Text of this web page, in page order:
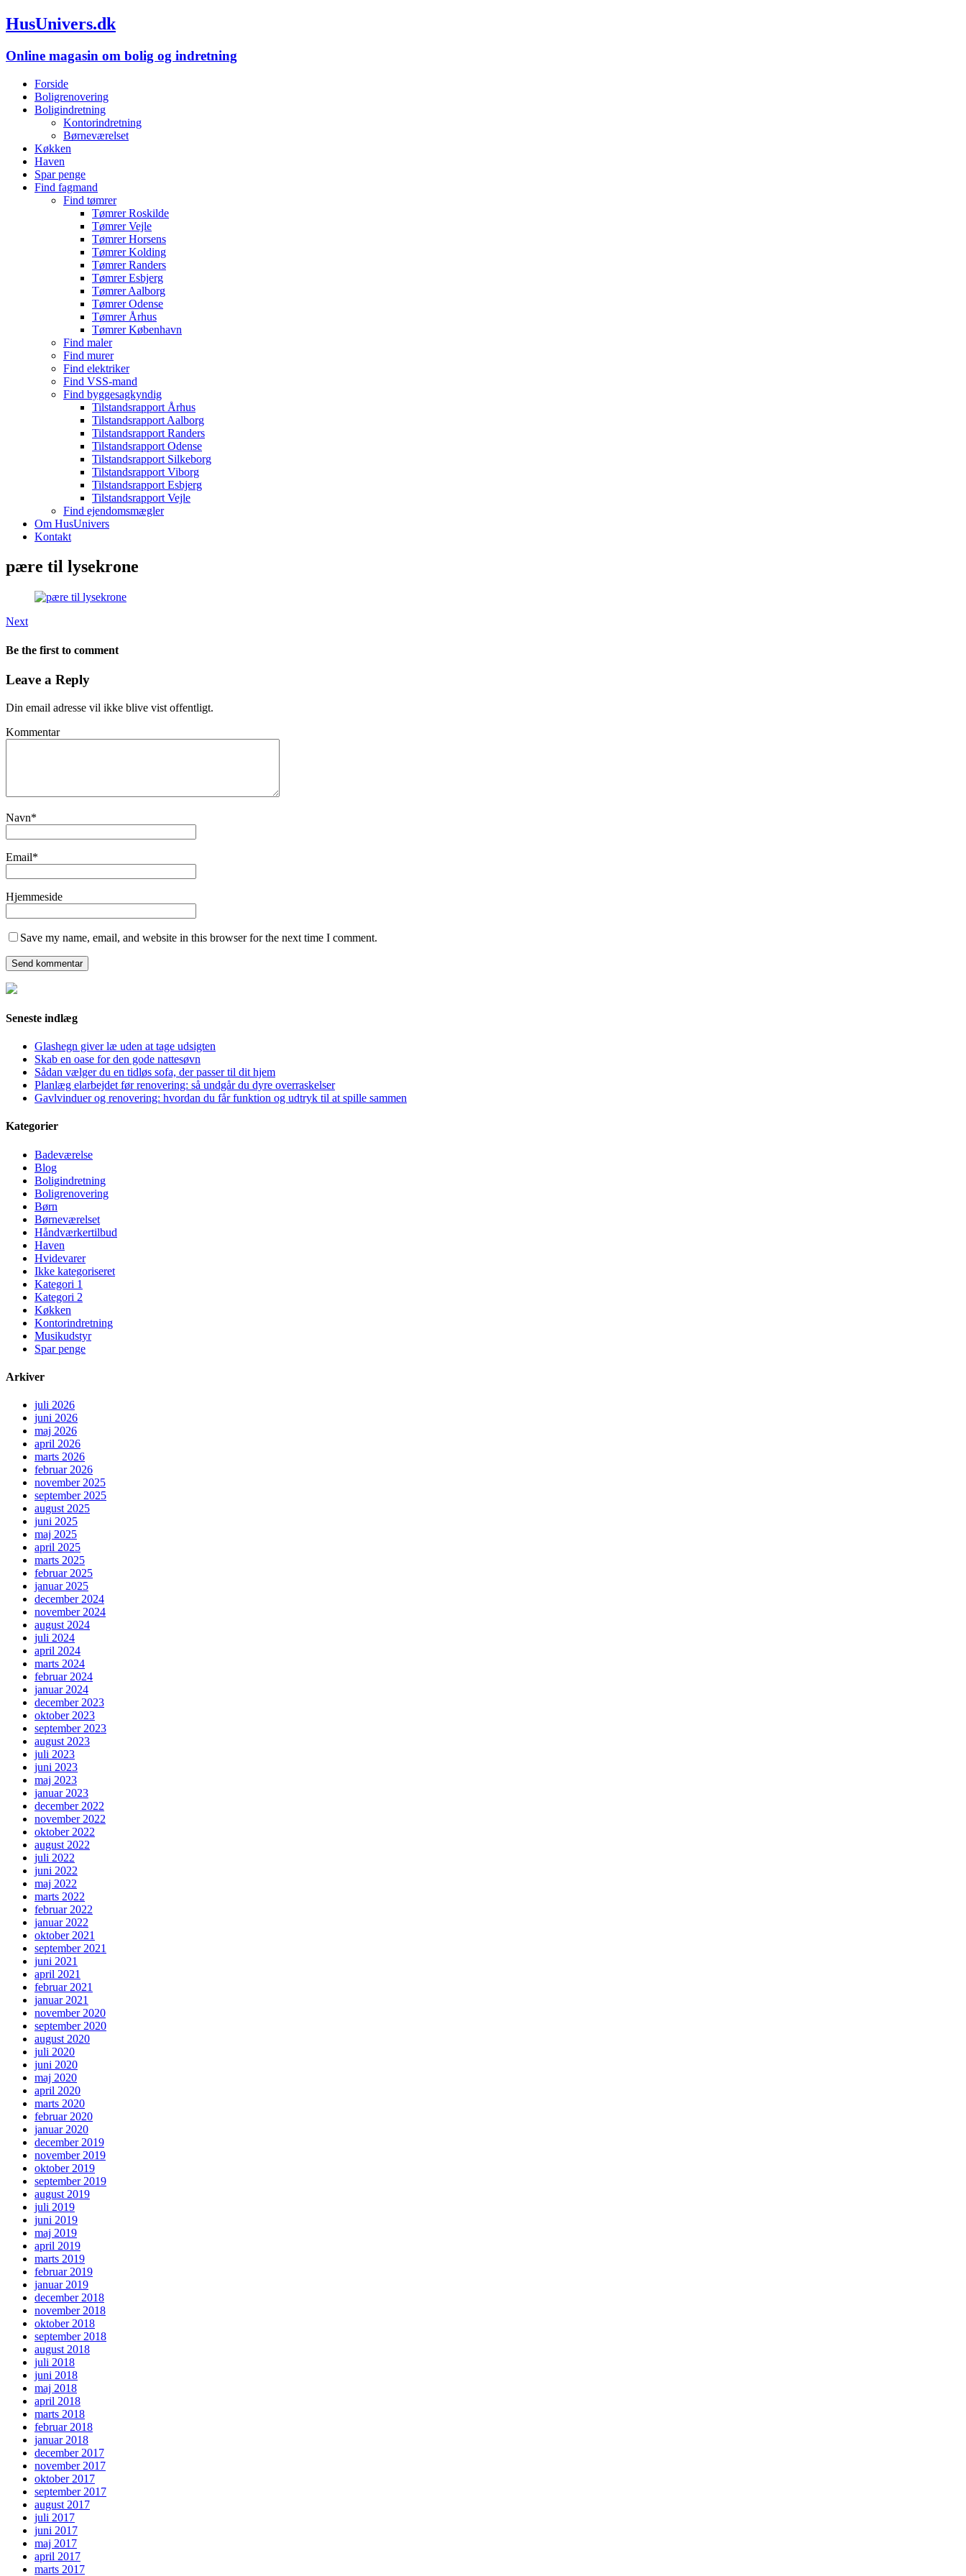
HusUnivers.dk
Online magasin om bolig og indretning
Forside
Boligrenovering
Boligindretning
Kontorindretning
Børneværelset
Køkken
Haven
Spar penge
Find fagmand
Find tømrer
Tømrer Roskilde
Tømrer Vejle
Tømrer Horsens
Tømrer Kolding
Tømrer Randers
Tømrer Esbjerg
Tømrer Aalborg
Tømrer Odense
Tømrer Århus
Tømrer København
Find maler
Find murer
Find elektriker
Find VSS-mand
Find byggesagkyndig
Tilstandsrapport Århus
Tilstandsrapport Aalborg
Tilstandsrapport Randers
Tilstandsrapport Odense
Tilstandsrapport Silkeborg
Tilstandsrapport Viborg
Tilstandsrapport Esbjerg
Tilstandsrapport Vejle
Find ejendomsmægler
Om HusUnivers
Kontakt
pære til lysekrone
Next
Be the first to comment
Leave a Reply
Din email adresse vil ikke blive vist offentligt.
Kommentar
Navn*
Email*
Hjemmeside
Save my name, email, and website in this browser for the next time I comment.
Seneste indlæg
Glashegn giver læ uden at tage udsigten
Skab en oase for den gode nattesøvn
Sådan vælger du en tidløs sofa, der passer til dit hjem
Planlæg elarbejdet før renovering: så undgår du dyre overraskelser
Gavlvinduer og renovering: hvordan du får funktion og udtryk til at spille sammen
Kategorier
Badeværelse
Blog
Boligindretning
Boligrenovering
Børn
Børneværelset
Håndværkertilbud
Haven
Hvidevarer
Ikke kategoriseret
Kategori 1
Kategori 2
Køkken
Kontorindretning
Musikudstyr
Spar penge
Arkiver
juli 2026
juni 2026
maj 2026
april 2026
marts 2026
februar 2026
november 2025
september 2025
august 2025
juni 2025
maj 2025
april 2025
marts 2025
februar 2025
januar 2025
december 2024
november 2024
august 2024
juli 2024
april 2024
marts 2024
februar 2024
januar 2024
december 2023
oktober 2023
september 2023
august 2023
juli 2023
juni 2023
maj 2023
januar 2023
december 2022
november 2022
oktober 2022
august 2022
juli 2022
juni 2022
maj 2022
marts 2022
februar 2022
januar 2022
oktober 2021
september 2021
juni 2021
april 2021
februar 2021
januar 2021
november 2020
september 2020
august 2020
juli 2020
juni 2020
maj 2020
april 2020
marts 2020
februar 2020
januar 2020
december 2019
november 2019
oktober 2019
september 2019
august 2019
juli 2019
juni 2019
maj 2019
april 2019
marts 2019
februar 2019
januar 2019
december 2018
november 2018
oktober 2018
september 2018
august 2018
juli 2018
juni 2018
maj 2018
april 2018
marts 2018
februar 2018
januar 2018
december 2017
november 2017
oktober 2017
september 2017
august 2017
juli 2017
juni 2017
maj 2017
april 2017
marts 2017